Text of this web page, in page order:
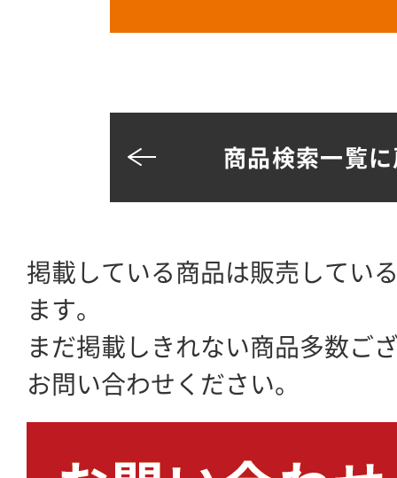
商品検索一覧
掲載している商品は販売してい
ます。
まだ掲載しきれない商品多数ご
お問い合わせください。